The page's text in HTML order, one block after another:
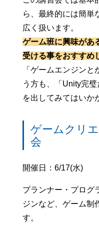
ら、最終的には簡単
広く扱います。
ゲーム班に興味があ
受ける事をおすすめ
「ゲームエンジン
う方も、「Unity完
を出してみてはいか
ゲームクリ
会
開催日：6/17(水)
プランナー・プログ
ジンなど、ゲーム制
す。